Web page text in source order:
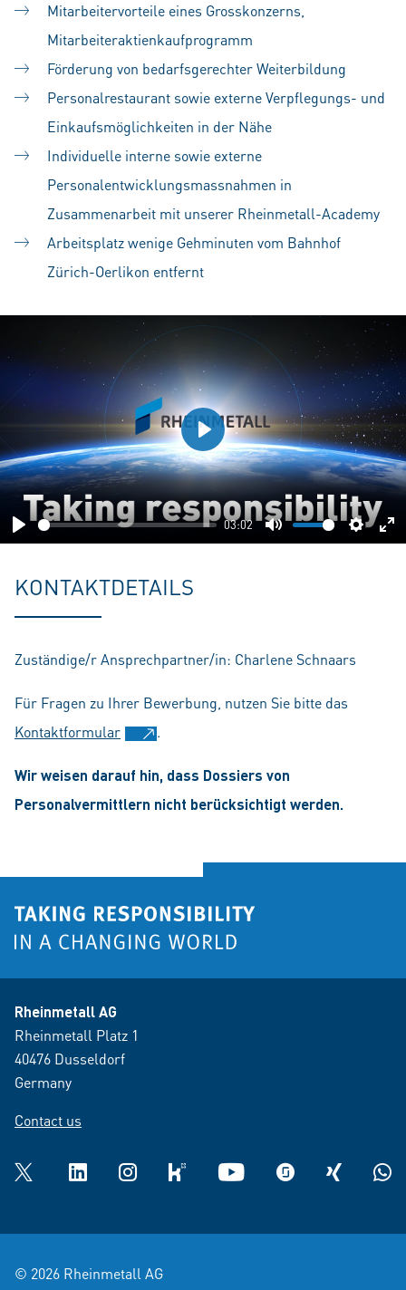
Mitarbeitervorteile eines Grosskonzerns,
Mitarbeiteraktienkaufprogramm
Förderung von bedarfsgerechter Weiterbildung
Personalrestaurant sowie externe Verpflegungs- und
Einkaufsmöglichkeiten in der Nähe
Individuelle interne sowie externe
Personalentwicklungsmassnahmen in
Zusammenarbeit mit unserer Rheinmetall-Academy
Arbeitsplatz wenige Gehminuten vom Bahnhof
Zürich-Oerlikon entfernt
Play
03:02
Mute
Play
KONTAKTDETAILS
Zuständige/r Ansprechpartner/in: Charlene Schnaars
Für Fragen zu Ihrer Bewerbung, nutzen Sie bitte das
Kontaktformular
.
Wir weisen darauf hin, dass Dossiers von
Personalvermittlern nicht berücksichtigt werden.
Rheinmetall AG
Rheinmetall Platz 1
40476 Dusseldorf
Germany
Contact us
Twitter LinkedInInstagramkununu YouTube glassdoorXING
© 2026 Rheinmetall AG